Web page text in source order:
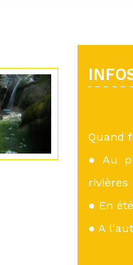
Quand
● Au
rivières
● En
● A